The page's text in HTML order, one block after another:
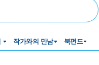
작가와의 만남 북펀드